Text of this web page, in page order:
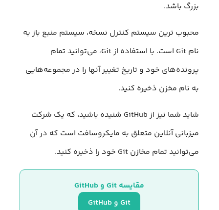
بزرگ باشد.
محبوب ترین سیستم کنترل نسخه‌، سیستم منبع باز به
نام Git است. با استفاده از Git‌، می‌توانید تمام
پرونده‌های خود و تاریخ تغییر آنها را در مجموعه‌هایی
به نام مخزن ذخیره کنید.
شاید شما نیز از GitHub شنیده باشید‌، که یک شرکت
میزبانی آنلاین متعلق به مایکروسافت است که در آن
می‌توانید تمام مخازن Git خود را ذخیره کنید.
مقایسه Git و GitHub
Git و GitHub